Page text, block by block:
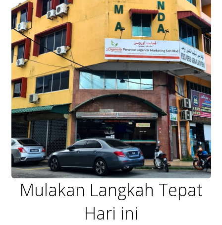
Mulakan Langkah Tepat
Hari ini